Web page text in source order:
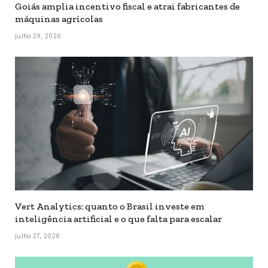
Goiás amplia incentivo fiscal e atrai fabricantes de
máquinas agrícolas
julho 29, 2026
Vert Analytics: quanto o Brasil investe em
inteligência artificial e o que falta para escalar
julho 27, 2026